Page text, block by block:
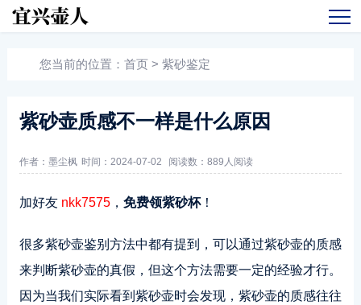
您当前的位置： 首页 > 紫砂鉴定
紫砂壶质感不一样是什么原因
作者：墨尘枫 时间：2024-07-02 阅读数： 889人阅读
加好友 nkk7575， 免费领紫砂杯！
很多紫砂壶鉴别方法中都有提到，可以通过紫砂壶的质感
来判断紫砂壶的真假，但这个方法需要一定的经验才行。
因为当我们实际看到紫砂壶时会发现，紫砂壶的质感往往